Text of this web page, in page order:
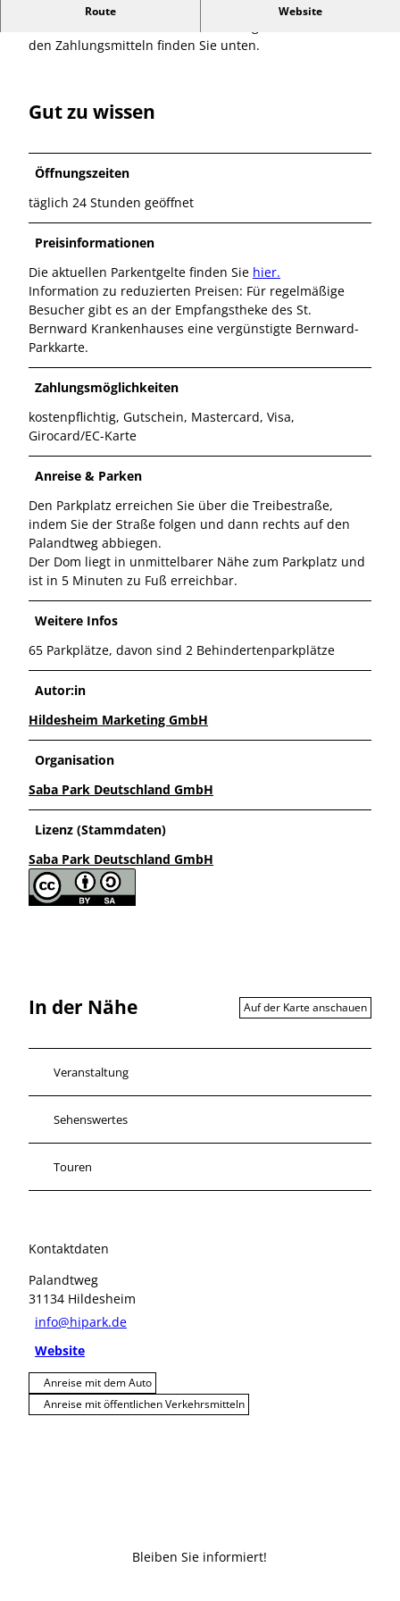
Route Website
Bitte beachten Sie, dass Barzahlung mit
den Zahlungsmitteln finden Sie unten.
Gut zu wissen
Öffnungszeiten
täglich 24 Stunden geöffnet
Preisinformationen
Die aktuellen Parkentgelte finden Sie hier.
Information zu reduzierten Preisen: Für regelmäßige
Besucher gibt es an der Empfangstheke des St.
Bernward Krankenhauses eine vergünstigte Bernward-
Parkkarte.
Zahlungsmöglichkeiten
kostenpflichtig, Gutschein, Mastercard, Visa,
Girocard/EC-Karte
Anreise & Parken
Den Parkplatz erreichen Sie über die Treibestraße,
indem Sie der Straße folgen und dann rechts auf den
Palandtweg abbiegen.
Der Dom liegt in unmittelbarer Nähe zum Parkplatz und
ist in 5 Minuten zu Fuß erreichbar.
Weitere Infos
65 Parkplätze, davon sind 2 Behindertenparkplätze
Autor:in
Hildesheim Marketing GmbH
Organisation
Saba Park Deutschland GmbH
Lizenz (Stammdaten)
Saba Park Deutschland GmbH
In der Nähe Auf der Karte anschauen
Veranstaltung
Sehenswertes
Touren
Kontaktdaten
Palandtweg
31134 Hildesheim
info@hipark.de
Website
Anreise mit dem Auto
Anreise mit öffentlichen Verkehrsmitteln
Bleiben Sie informiert!